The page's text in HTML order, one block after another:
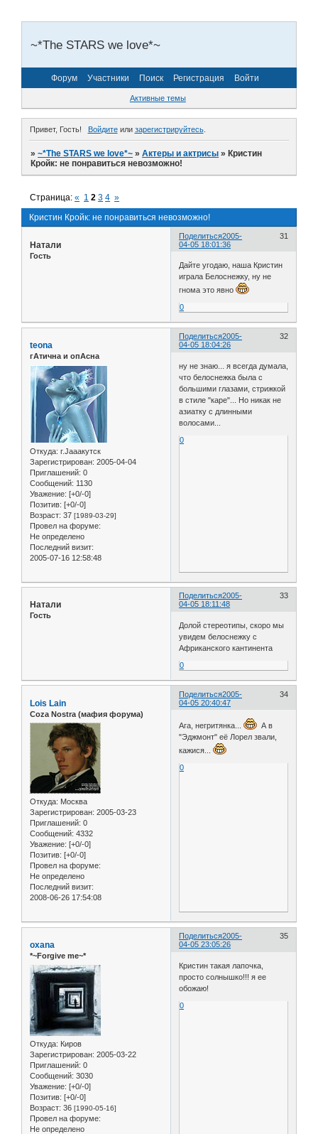
~*The STARS we love*~
Форум Участники Поиск Регистрация Войти
Активные темы
Привет, Гость! Войдитеили зарегистрируйтесь.
»~*The STARS we love*~ »Актеры и актрисы »Кристин
Кройк: не понравиться невозможно!
Кристин Кройк: не понравиться невозможно!
Страница:« 1 2 3 4 »
Поделиться 31
2005-
04-05 18:01:36
Натали
Гость
Дайте угодаю, наша Кристин
играла Белоснежку, ну не
гнома это явно
0
Поделиться 32
2005-
04-05 18:04:26
teona
гАтична и опАсна
Откуда: г.Jaaaкутск
Зарегистрирован: 2005-04-04
Приглашений: 0
Сообщений: 1130
Уважение: [+0/-0]
Позитив: [+0/-0]
Возраст: 37 [1989-03-29]
Провел на форуме:
Не определено
Последний визит:
2005-07-16 12:58:48
ну не знаю... я всегда думала,
что белоснежка была с
большими глазами, стрижкой
в стиле "каре"... Но никак не
азиатку с длинными
волосами...
0
Поделиться 33
2005-
04-05 18:11:48
Натали
Гость
Долой стереотипы, скоро мы
увидем белоснежку с
Африканского кантинента
0
Поделиться 34
2005-
04-05 20:40:47
Lois Lain
Coza Nostra (мафия форума)
Откуда: Москва
Зарегистрирован: 2005-03-23
Приглашений: 0
Сообщений: 4332
Уважение: [+0/-0]
Позитив: [+0/-0]
Провел на форуме:
Не определено
Последний визит:
2008-06-26 17:54:08
Ага, негритянка...
А в
"Эджмонт" её Лорел звали,
кажися...
0
Поделиться 35
2005-
04-05 23:05:26
oxana
*~Forgive me~*
Откуда: Киров
Зарегистрирован: 2005-03-22
Приглашений: 0
Сообщений: 3030
Уважение: [+0/-0]
Позитив: [+0/-0]
Возраст: 36 [1990-05-16]
Провел на форуме:
Не определено
Кристин такая лапочка,
просто солнышко!!! я ее
обожаю!
0